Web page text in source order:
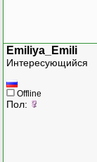
Emiliya_Emili
Интересующийся
Offline
Пол: